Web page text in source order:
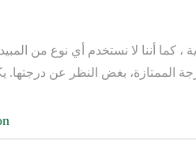
كما أننا لا نستخدم أي نوع من